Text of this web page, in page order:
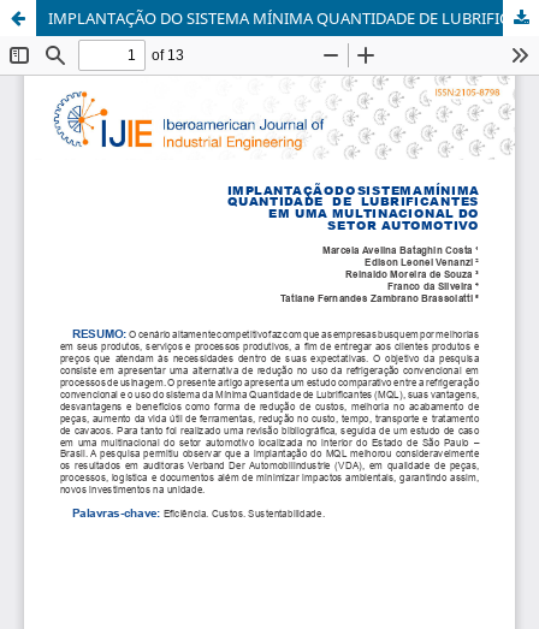
IMPLANTAÇÃO DO SISTEMA MÍNIMA QUANTIDADE DE LUBRIFICANTES EM UMA MULTINACIONAL DO SETOR AUTOMOTIVO